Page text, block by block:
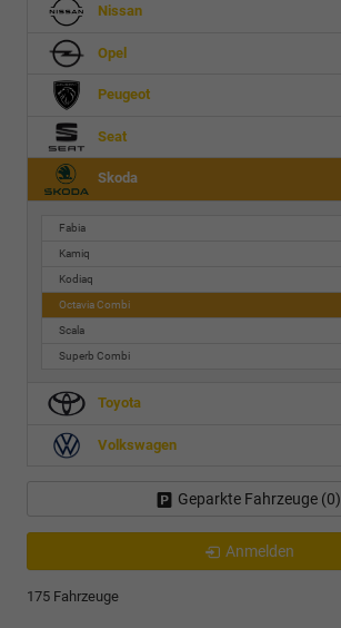
Nissan
Opel
Peugeot
Seat
Skoda
Fabia
Kamiq
Kodiaq
Octavia Combi
Scala
Superb Combi
Toyota
Volkswagen
Geparkte Fahrzeuge (0)
Anmelden
175 Fahrzeuge